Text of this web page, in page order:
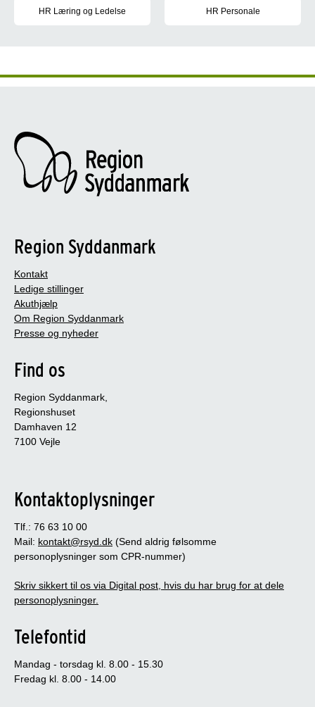
HR Læring og Ledelse HR Personale
Region Syddanmark
Kontakt
Ledige stillinger
Akuthjælp
Om Region Syddanmark
Presse og nyheder
Find os
Region Syddanmark,
Regionshuset
Damhaven 12
7100 Vejle
Kontaktoplysninger
Tlf.: 76 63 10 00
Mail: kontakt@rsyd.dk (Send aldrig følsomme
personoplysninger som CPR-nummer)
Skriv sikkert til os via Digital post, hvis du har brug for at dele
personoplysninger.
Telefontid
Mandag - torsdag kl. 8.00 - 15.30
Fredag kl. 8.00 - 14.00